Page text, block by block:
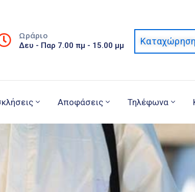
Ωράριο
Δευ - Παρ 7.00 πμ - 15.00 μμ
Αποφάσεις Τηλέφωνα